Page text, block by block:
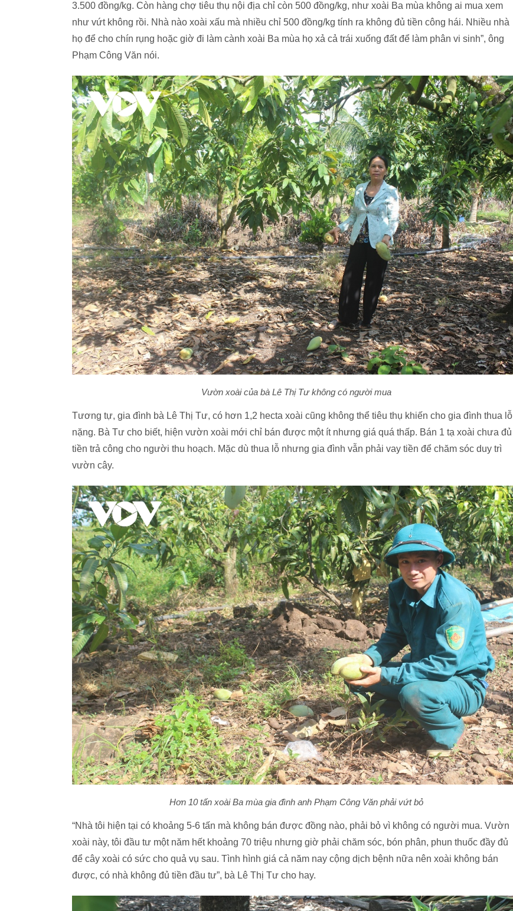
3.500 đồng/kg. Còn hàng chợ tiêu thụ nội địa chỉ còn 500 đồng/kg, như xoài Ba mùa không ai mua xem
như vứt không rồi. Nhà nào xoài xấu mà nhiều chỉ 500 đồng/kg tính ra không đủ tiền công hái. Nhiều nhà
họ để cho chín rụng hoặc giờ đi làm cành xoài Ba mùa họ xả cả trái xuống đất để làm phân vi sinh”, ông
Phạm Công Văn nói.
Vườn xoài của bà Lê Thị Tư không có người mua
Tương tự, gia đình bà Lê Thị Tư, có hơn 1,2 hecta xoài cũng không thể tiêu thụ khiến cho gia đình thua lỗ
nặng. Bà Tư cho biết, hiện vườn xoài mới chỉ bán được một ít nhưng giá quá thấp. Bán 1 tạ xoài chưa đủ
tiền trả công cho người thu hoạch. Mặc dù thua lỗ nhưng gia đình vẫn phải vay tiền để chăm sóc duy trì
vườn cây.
Hơn 10 tấn xoài Ba mùa gia đình anh Phạm Công Văn phải vứt bỏ
“Nhà tôi hiện tại có khoảng 5-6 tấn mà không bán được đồng nào, phải bỏ vì không có người mua. Vườn
xoài này, tôi đầu tư một năm hết khoảng 70 triệu nhưng giờ phải chăm sóc, bón phân, phun thuốc đầy đủ
để cây xoài có sức cho quả vụ sau. Tình hình giá cả năm nay cộng dịch bệnh nữa nên xoài không bán
được, có nhà không đủ tiền đầu tư”, bà Lê Thị Tư cho hay.